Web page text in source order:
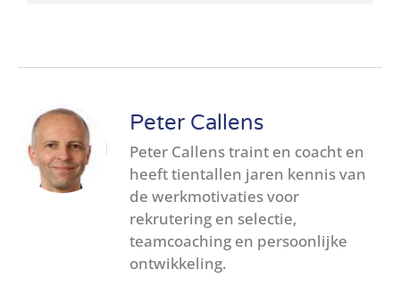
Peter Callens
Peter Callens traint en coacht en
heeft tientallen jaren kennis van
de werkmotivaties voor
rekrutering en selectie,
teamcoaching en persoonlijke
ontwikkeling.